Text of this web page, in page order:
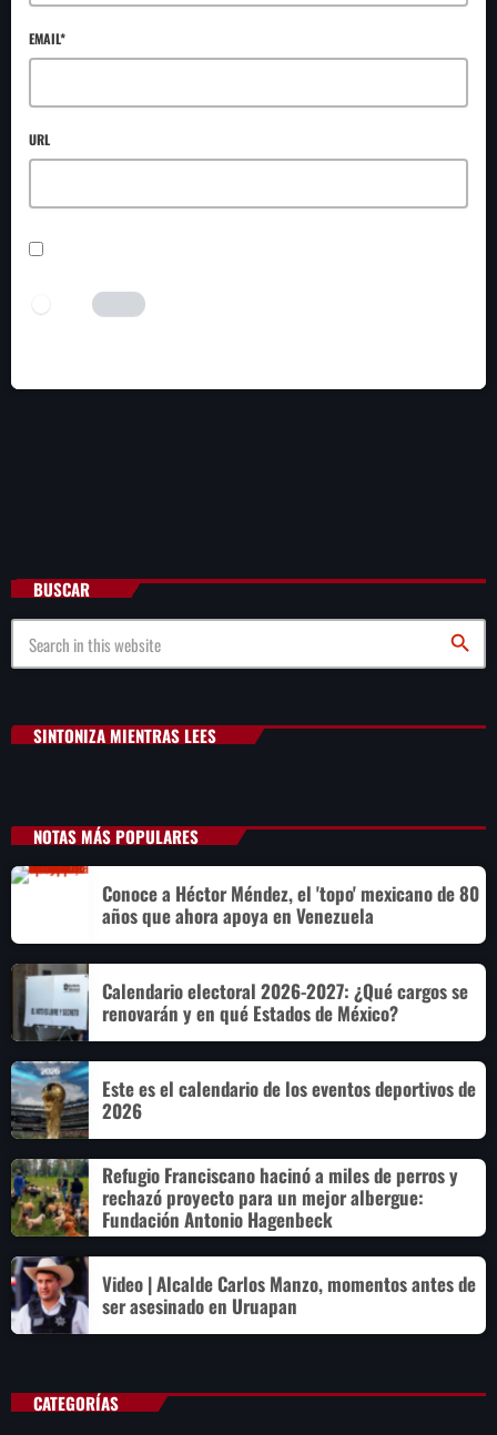
EMAIL*
URL
I AM HUMAN
BUSCAR
search
SINTONIZA MIENTRAS LEES
NOTAS MÁS POPULARES
Conoce a Héctor Méndez, el 'topo' mexicano de 80
años que ahora apoya en Venezuela
Calendario electoral 2026-2027: ¿Qué cargos se
renovarán y en qué Estados de México?
Este es el calendario de los eventos deportivos de
2026
Refugio Franciscano hacinó a miles de perros y
rechazó proyecto para un mejor albergue:
Fundación Antonio Hagenbeck
Video | Alcalde Carlos Manzo, momentos antes de
ser asesinado en Uruapan
CATEGORÍAS